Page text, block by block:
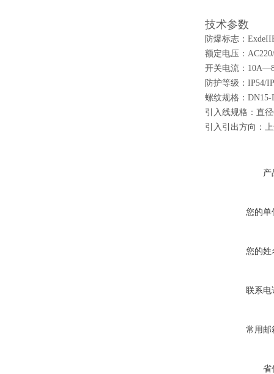
技术参数
防爆标志：
额定电压：
开关电流：
防护等级：IP54/
螺纹规格：DN15-
引入线规格：直
引入引出方向：
产
您的单
您的姓
联系电
常用邮
省